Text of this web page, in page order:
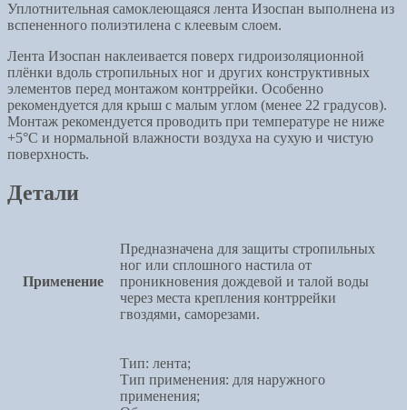
Уплотнительная самоклеющаяся лента Изоспан выполнена из
вспененного полиэтилена с клеевым слоем.
Лента Изоспан наклеивается поверх гидроизоляционной
плёнки вдоль стропильных ног и других конструктивных
элементов перед монтажом контррейки. Особенно
рекомендуется для крыш с малым углом (менее 22 градусов).
Монтаж рекомендуется проводить при температуре не ниже
+5°С и нормальной влажности воздуха на сухую и чистую
поверхность.
Детали
Применение
Предназначена для защиты стропильных
ног или сплошного настила от
проникновения дождевой и талой воды
через места крепления контррейки
гвоздями, саморезами.
Тип: лента;
Тип применения: для наружного
применения;